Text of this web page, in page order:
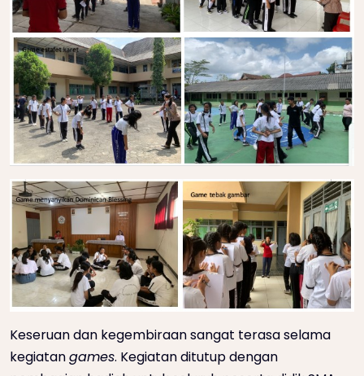
Keseruan dan kegembiraan sangat terasa selama
kegiatangames. Kegiatan ditutup dengan